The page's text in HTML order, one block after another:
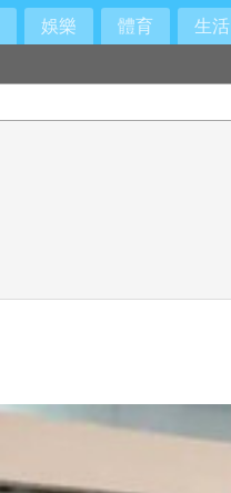
娛樂 體育 生活